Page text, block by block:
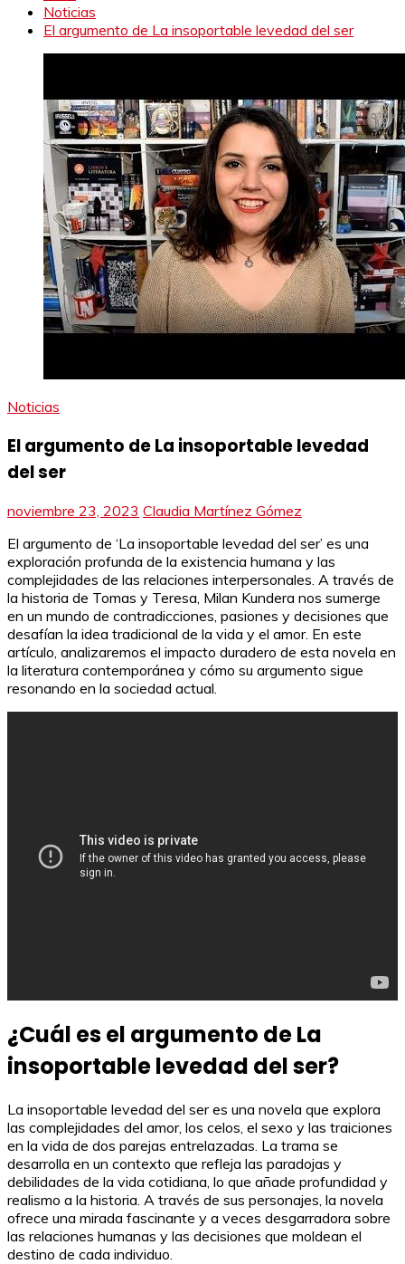
Noticias
El argumento de La insoportable levedad del ser
Noticias
El argumento de La insoportable levedad
del ser
noviembre 23, 2023 Claudia Martínez Gómez
El argumento de ‘La insoportable levedad del ser’ es una
exploración profunda de la existencia humana y las
complejidades de las relaciones interpersonales. A través de
la historia de Tomas y Teresa, Milan Kundera nos sumerge
en un mundo de contradicciones, pasiones y decisiones que
desafían la idea tradicional de la vida y el amor. En este
artículo, analizaremos el impacto duradero de esta novela en
la literatura contemporánea y cómo su argumento sigue
resonando en la sociedad actual.
¿Cuál es el argumento de La
insoportable levedad del ser?
La insoportable levedad del ser es una novela que explora
las complejidades del amor, los celos, el sexo y las traiciones
en la vida de dos parejas entrelazadas. La trama se
desarrolla en un contexto que refleja las paradojas y
debilidades de la vida cotidiana, lo que añade profundidad y
realismo a la historia. A través de sus personajes, la novela
ofrece una mirada fascinante y a veces desgarradora sobre
las relaciones humanas y las decisiones que moldean el
destino de cada individuo.